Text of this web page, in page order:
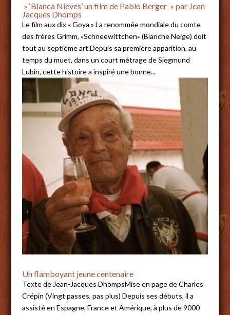
» ‘Blanca Nieves’ un film de Pablo Berger » par Jean-
Jacques Dhomps
Le film aux dix « Goya » La renommée mondiale du comte
des frères Grimm, «Schneewittchen» (Blanche Neige) doit
tout au septième art.Depuis sa première apparition, au
temps du muet, dans un court métrage de Siegmund
Lubin, cette histoire a inspiré une bonne...
Un flamboyant jeune centenaire
Texte de Jean-Jacques DhompsMise en page de Charles
Crépin (Vingt passes, pas plus) Depuis ses débuts, il a
assisté en Espagne, France et Amérique, à plus de 9000